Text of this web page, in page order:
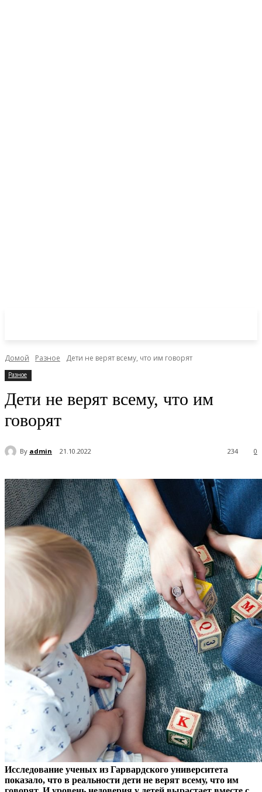
Домой Разное Дети не верят всему, что им говорят
Разное
Дети не верят всему, что им
говорят
By admin 21.10.2022 0
234
Исследование ученых из Гарвардского университета
показало, что в реальности дети не верят всему, что им